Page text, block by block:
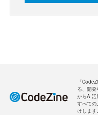
「
る、開
からAI活
すべての
けします。